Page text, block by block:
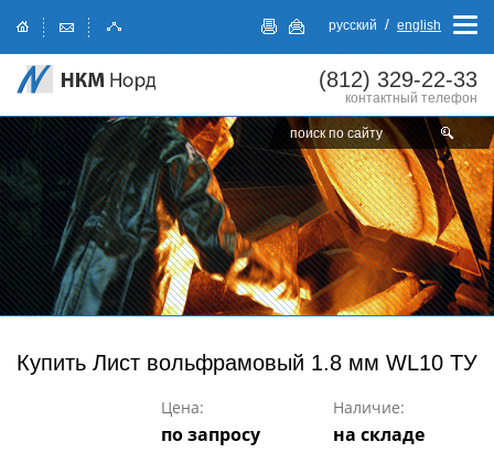
русский / english
(812) 329-22-33
контактный телефон
Купить Лист вольфрамовый 1.8 мм WL10 ТУ
Цена:
по запросу
Наличие:
на складе